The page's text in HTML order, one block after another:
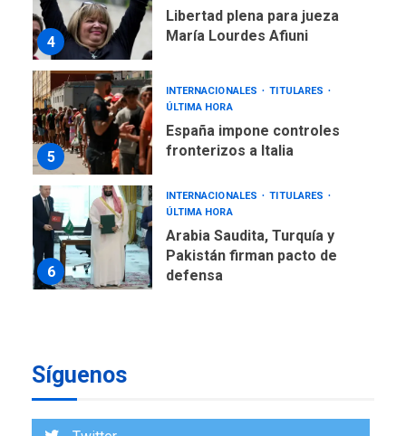
4
Libertad plena para jueza
María Lourdes Afiuni
5
INTERNACIONALES
TITULARES
ÚLTIMA HORA
España impone controles
fronterizos a Italia
6
INTERNACIONALES
TITULARES
ÚLTIMA HORA
Arabia Saudita, Turquía y
Pakistán firman pacto de
defensa
7
Síguenos